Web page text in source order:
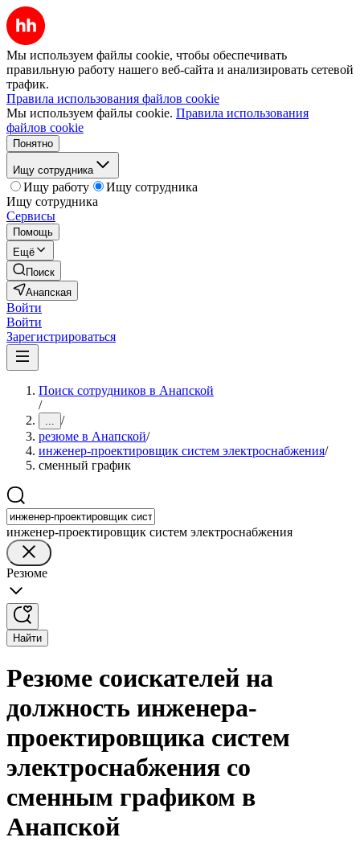
Мы используем файлы cookie, чтобы обеспечивать
правильную работу нашего веб-сайта и анализировать сетевой
трафик.
Правила использования файлов cookie
Мы используем файлы cookie. Правила использования
файлов cookie
Понятно
Ищу сотрудника
Ищу работу
Ищу сотрудника
Ищу сотрудника
Сервисы
Помощь
Ещё
Поиск
Анапская
Войти
Войти
Зарегистрироваться
Поиск сотрудников в Анапской
/
... /
резюме в Анапской/
инженер-проектировщик систем электроснабжения/
сменный график
инженер-проектировщик систем электроснабжения
Резюме
Найти
Резюме соискателей на
должность инженера-
проектировщика систем
электроснабжения со
сменным графиком в
Анапской